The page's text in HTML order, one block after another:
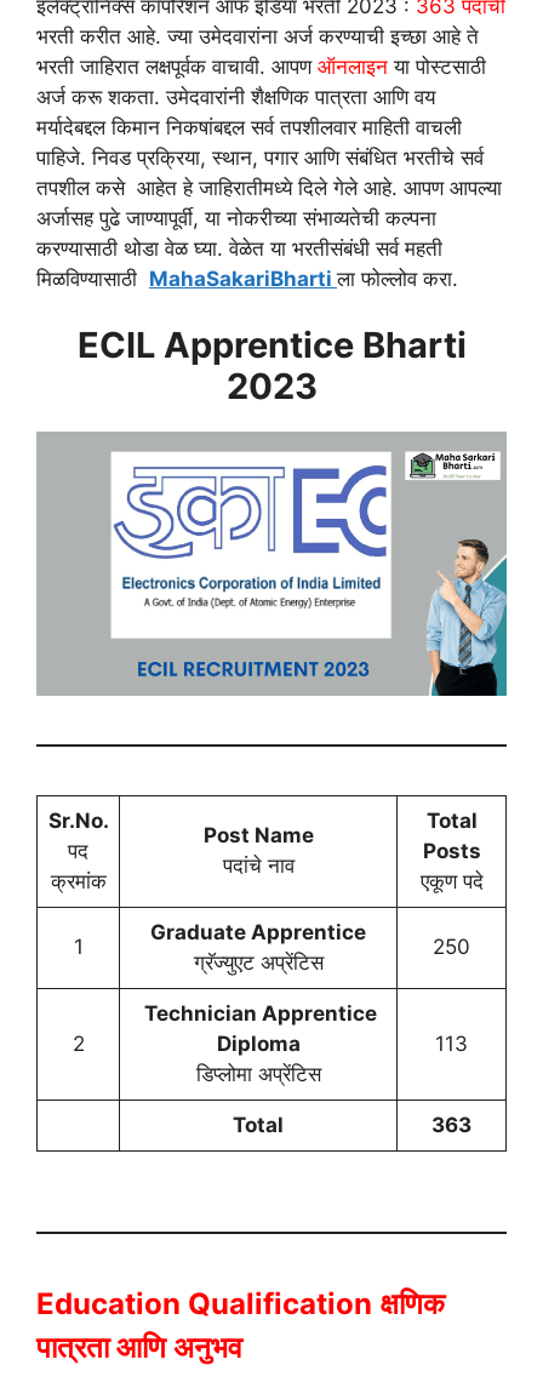
इलेक्ट्रॉनिक्स कॉर्पोरेशन ऑफ इंडिया भरती 2023 : 363 पदांची
भरती करीत आहे. ज्या उमेदवारांना अर्ज करण्याची इच्छा आहे ते
भरती जाहिरात लक्षपूर्वक वाचावी. आपण ऑनलाइन या पोस्टसाठी
अर्ज करू शकता. उमेदवारांनी शैक्षणिक पात्रता आणि वय
मर्यादेबद्दल किमान निकषांबद्दल सर्व तपशीलवार माहिती वाचली
पाहिजे. निवड प्रक्रिया, स्थान, पगार आणि संबंधित भरतीचे सर्व
तपशील कसे आहेत हे जाहिरातीमध्ये दिले गेले आहे. आपण आपल्या
अर्जासह पुढे जाण्यापूर्वी, या नोकरीच्या संभाव्यतेची कल्पना
करण्यासाठी थोडा वेळ घ्या. वेळेत या भरतीसंबंधी सर्व महती
मिळविण्यासाठी MahaSakariBharti ला फोल्लोव करा.
ECIL Apprentice Bharti
2023
Sr.No.
पद
क्रमांक
Post Name
पदांचे नाव
Total
Posts
एकूण पदे
1
Graduate Apprentice
ग्रॅज्युएट अप्रेंटिस
250
2
Technician Apprentice
Diploma
डिप्लोमा अप्रेंटिस
113
Total 363
Education Qualification क्षणिक
पात्रता आणि अनुभव